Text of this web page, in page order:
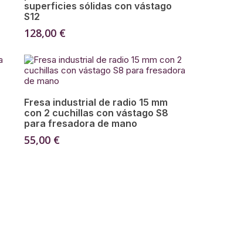
superficies sólidas con vástago
S12
128,00 €
Añadir Al Carrito
Fresa industrial de radio 15 mm
con 2 cuchillas con vástago S8
para fresadora de mano
55,00 €